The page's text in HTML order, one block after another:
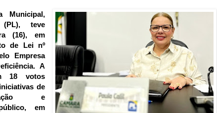
Municipal,
teve
(16), em
de Lei nº
Empresa
A
18 votos
de
e
em